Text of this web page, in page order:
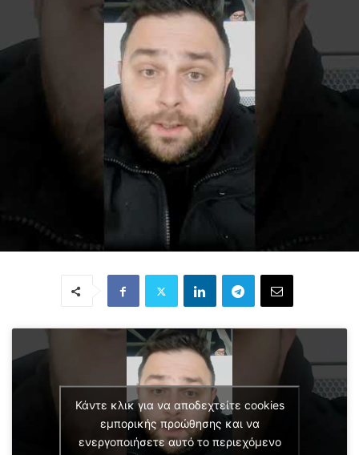
Κάντε κλικ για να αποδεχτείτε cookies
εμπορικής προώθησης και να
ενεργοποιήσετε αυτό το περιεχόμενο